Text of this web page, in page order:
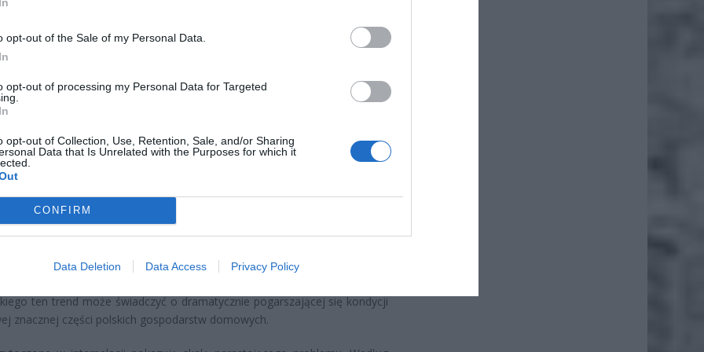
opt-out of the Sale of my Personal Data.
opt-out of processing my Personal Data for Targeted
opt-out of Collection, Use, Retention, Sale, and/or Sharing
Data that Is Unrelated with the Purposes for which it
CONFIRM
Data Deletion Data Access Privacy Policy
ujawnia niepokojące zjawisko w polskiej gospodarce. Platformy
w tym popularne aplikacje do zamawiania jedzenia, masowo zaczynają
z firmami finansowymi takimi jak Klarna czy PayPo, umożliwiając
odroczenie płatności za obiad czy zakupy spożywcze nawet o kilka
droższych produktów elektronicznych czy odzieży, trafia dziś w obszar
ten trend może świadczyć o dramatycznie pogarszającej się kondycji
znacznej części polskich gospodarstw domowych.